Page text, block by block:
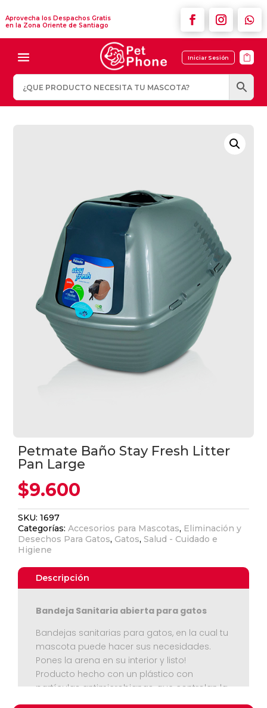
Aprovecha los Despachos Gratis
en la Zona Oriente de Santiago
Iniciar Sesión 
Ver Carrito
Petmate Baño Stay Fresh Litter
Pan Large
$9.600
SKU:1697
Categorías:Accesorios para Mascotas, Eliminación y
Desechos Para Gatos, Gatos,Salud - Cuidado e
Higiene
Descripción
Bandeja Sanitaria abierta para gatos
Bandejas sanitarias para gatos, en la cual tu
mascota puede hacer sus necesidades.
Pones la arena en su interior y listo!
Producto hecho con un plástico con
partículas antimicrobianas, que controlan la